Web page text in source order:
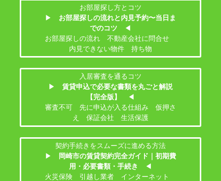
お部屋探し方とコツ
▶
お部屋探しの流れと内見予約〜当日ま
でのコツ
◀
お部屋探しの流れ 不動産会社に問合せ
内見できない物件 持ち物
入居審査を通るコツ
▶
賃貸申込で必要な書類を丸ごと解説
【完全版】
◀
審査不可 先に申込が入る仕組み 仮押さ
え 保証会社 生活保護
契約手続きをスムーズに進める方法
▶
岡崎市の賃貸契約完全ガイド｜初期費
用・必要書類・手続き
◀
火災保険 引越し業者 インターネット